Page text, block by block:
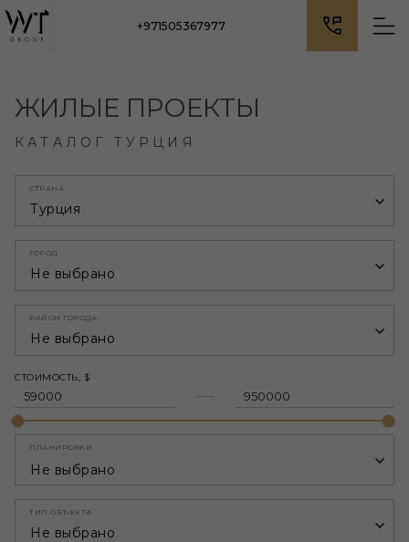
+971505367977
ЖИЛЫЕ ПРОЕКТЫ
КАТАЛОГ ТУРЦИЯ
СТРАНА
Турция
ГОРОД
Не выбрано
РАЙОН ГОРОДА
Не выбрано
СТОИМОСТЬ, $
ПЛАНИРОВКИ
Не выбрано
ТИП ОБЪЕКТА
Не выбрано